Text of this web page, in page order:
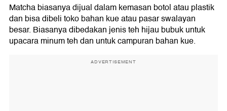
Matcha biasanya dijual dalam kemasan botol atau plastik
dan bisa dibeli toko bahan kue atau pasar swalayan
besar. Biasanya dibedakan jenis teh hijau bubuk untuk
upacara minum teh dan untuk campuran bahan kue.
ADVERTISEMENT